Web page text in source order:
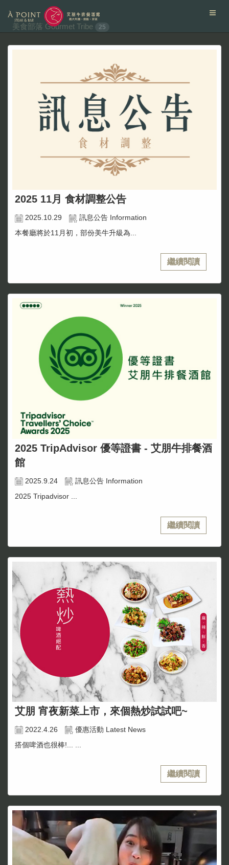
美食部落 Gourmet Tribe 25
2025 11月 食材調整公告
2025.10.29
訊息公告 Information
本餐廳將於11月初，部份美牛升級為...
繼續閱讀
2025 TripAdvisor 優等證書 - 艾朋牛排餐酒
館
2025.9.24
訊息公告 Information
2025 Tripadvisor ...
繼續閱讀
艾朋 宵夜新菜上市，來個熱炒試試吧~
2022.4.26
優惠活動 Latest News
搭個啤酒也很棒!... ...
繼續閱讀